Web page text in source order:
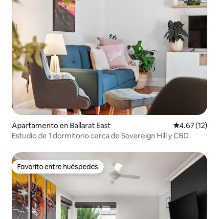
Apartamento en Ballarat East Calificación
4.67 (12)
Estudio de 1 dormitorio cerca de Sovereign Hill y CBD
Favorito entre huéspedes
Favorito entre huéspedes